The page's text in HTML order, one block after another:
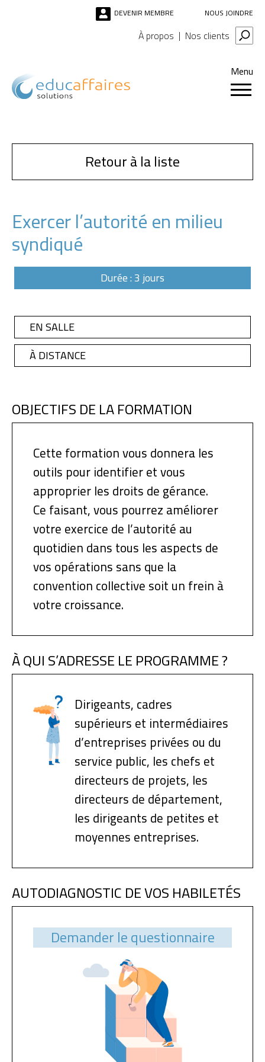
NOUS JOINDRE
DEVENIR MEMBRE
À propos Nos clients
Menu
Retour à la liste
Exercer l’autorité en milieu
syndiqué
Durée : 3 jours
EN SALLE
À DISTANCE
OBJECTIFS DE LA FORMATION
Cette formation vous donnera les
outils pour identifier et vous
approprier les droits de gérance.
Ce faisant, vous pourrez améliorer
votre exercice de l’autorité au
quotidien dans tous les aspects de
vos opérations sans que la
convention collective soit un frein à
votre croissance.
À QUI S’ADRESSE LE PROGRAMME ?
Dirigeants, cadres
supérieurs et intermédiaires
d’entreprises privées ou du
service public, les chefs et
directeurs de projets, les
directeurs de département,
les dirigeants de petites et
moyennes entreprises.
AUTODIAGNOSTIC DE VOS HABILETÉS
Demander le questionnaire